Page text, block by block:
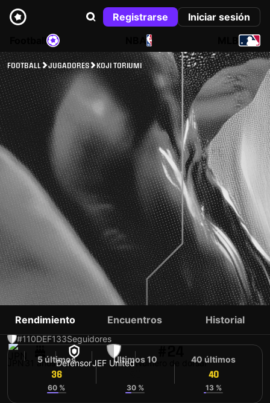
Registrarse
Iniciar sesión
NBA
FOOTBALL JUGADORES KOJI TORIUMI
KOJI TORIUMI
#110DEF133Seguidores
31 añosDefensorJEF UnitedNúmero de dorsal
Rendimiento Encuentros Historial
5 últimos
36
60 %
Últimos 10
30 %
40 últimos
40
13 %